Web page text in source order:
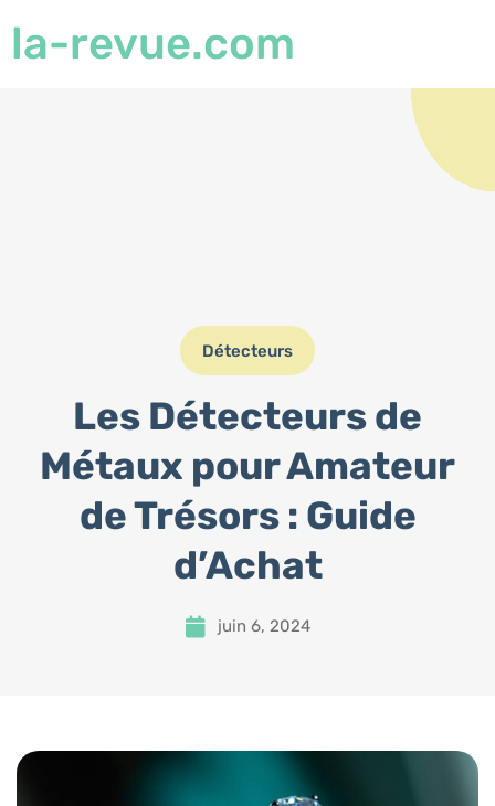
la-revue.com
Détecteurs
Les Détecteurs de
Métaux pour Amateur
de Trésors : Guide
d’Achat
juin 6, 2024